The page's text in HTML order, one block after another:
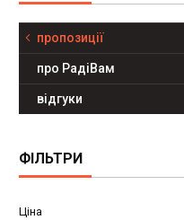
пропозиції
про РадіВам
відгуки
ФІЛЬТРИ
Ціна